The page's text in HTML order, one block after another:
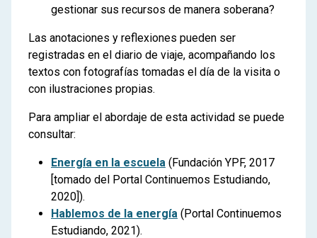
gestionar sus recursos de manera soberana?
Las anotaciones y reflexiones pueden ser
registradas en el diario de viaje, acompañando los
textos con fotografías tomadas el día de la visita o
con ilustraciones propias.
Para ampliar el abordaje de esta actividad se puede
consultar:
Energía en la escuela (Fundación YPF, 2017
[tomado del Portal Continuemos Estudiando,
2020]).
Hablemos de la energía (Portal Continuemos
Estudiando, 2021).